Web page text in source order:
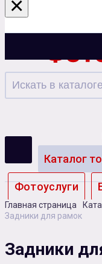
Казань
Каталог
Фотоуслуги
Главная страница
Задники для рамок
Задники
×